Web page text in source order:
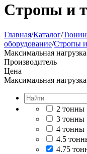
Стропы и
Главная/Каталог/
оборудование/Стропы
Максимальная нагрузка
Производитель
Цена
Максимальная нагрузка
2 тонны
3 тонны
4 тонны
4.5
4.75